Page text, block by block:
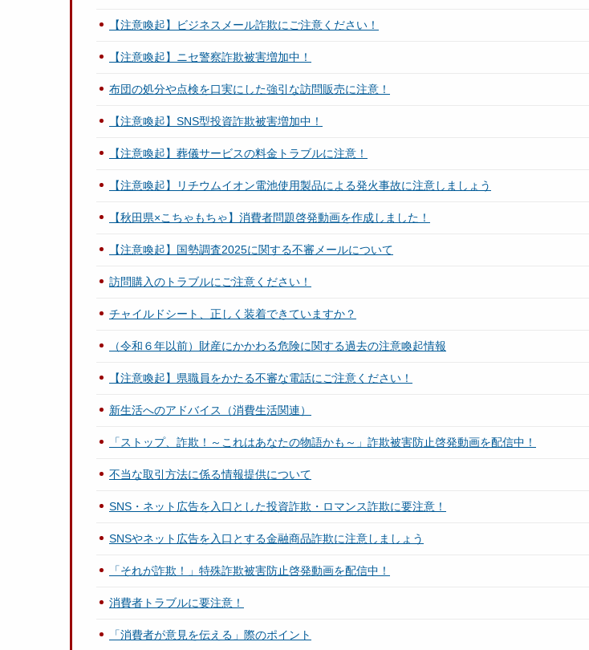
【注意喚起】ビジネスメール詐欺にご注意ください！
【注意喚起】ニセ警察詐欺被害増加中！
布団の処分や点検を口実にした強引な訪問販売に注意！
【注意喚起】SNS型投資詐欺被害増加中！
【注意喚起】葬儀サービスの料金トラブルに注意！
【注意喚起】リチウムイオン電池使用製品による発火事故に注意しましょう
【秋田県×こちゃもちゃ】消費者問題啓発動画を作成しました！
【注意喚起】国勢調査2025に関する不審メールについて
訪問購入のトラブルにご注意ください！
チャイルドシート、正しく装着できていますか？
（令和６年以前）財産にかかわる危険に関する過去の注意喚起情報
【注意喚起】県職員をかたる不審な電話にご注意ください！
新生活へのアドバイス（消費生活関連）
「ストップ、詐欺！～これはあなたの物語かも～」詐欺被害防止啓発動画を配信中！
不当な取引方法に係る情報提供について
SNS・ネット広告を入口とした投資詐欺・ロマンス詐欺に要注意！
SNSやネット広告を入口とする金融商品詐欺に注意しましょう
「それが詐欺！」特殊詐欺被害防止啓発動画を配信中！
消費者トラブルに要注意！
「消費者が意見を伝える」際のポイント